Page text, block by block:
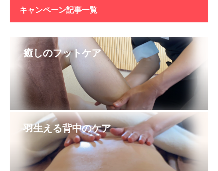
キャンペーン記事一覧
癒しのフットケア
羽生える背中のケア